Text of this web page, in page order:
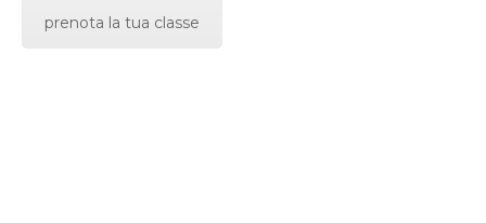
prenota la tua classe